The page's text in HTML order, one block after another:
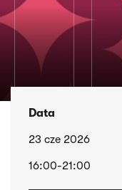
Data
23 cze 2026
16:00-21:00